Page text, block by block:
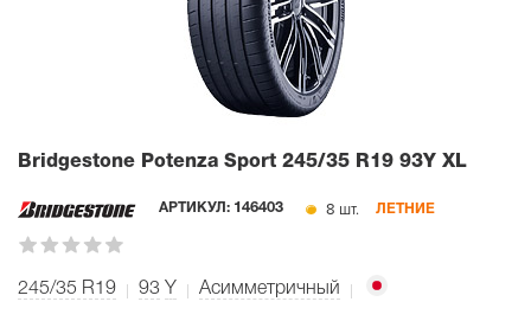
Bridgestone Potenza Sport 245/35 R19 93Y XL
АРТИКУЛ: 146403 8 шт. ЛЕТНИЕ
245/35 R19 93 Y Асимметричный